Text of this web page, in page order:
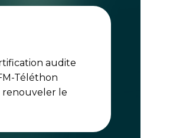
audite
Téléthon
le